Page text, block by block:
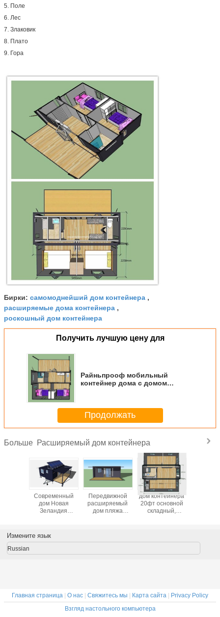
5. Поле
6. Лес
7. Злаковик
8. Плато
9. Гора
Бирки: самомоднейший дом контейнера ,
расширяемые дома контейнера ,
роскошный дом контейнера
Получить лучшую цену для
Райньпрооф мобильный
контейнер дома с домом
расширяемым
Продолжать
Больше Расширяемый дом контейнера
Современный
дом Новая
Зеландия
с солнечной
решетки
Передвижной
расширяемый
дом пляжа
дом контейнера
20фт основной
складный,
Измените язык
Russian
Главная страница | О нас | Свяжитесь мы | Карта сайта | Privacy Policy
Взгляд настольного компьютера